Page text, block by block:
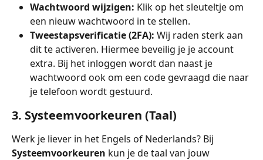
Wachtwoord wijzigen: Klik op het sleuteltje om
een nieuw wachtwoord in te stellen.
Tweestapsverificatie (2FA): Wij raden sterk aan
dit te activeren. Hiermee beveilig je je account
extra. Bij het inloggen wordt dan naast je
wachtwoord ook om een code gevraagd die naar
je telefoon wordt gestuurd.
3. Systeemvoorkeuren (Taal)
Werk je liever in het Engels of Nederlands? Bij
Systeemvoorkeuren kun je de taal van jouw